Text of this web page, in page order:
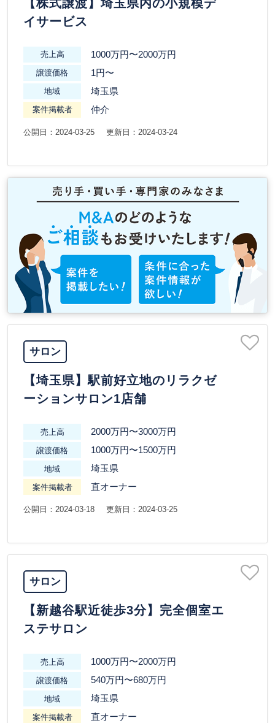
【株式譲渡】埼玉県内の小規模デ
イサービス
売上高 1000万円〜2000万円
譲渡価格 1円〜
地域 埼玉県
案件掲載者 仲介
公開日：2024-03-25 更新日：2024-03-24
サロン
【埼玉県】駅前好立地のリラクゼ
ーションサロン1店舗
売上高 2000万円〜3000万円
譲渡価格 1000万円〜1500万円
地域 埼玉県
案件掲載者 直オーナー
公開日：2024-03-18 更新日：2024-03-25
サロン
【新越谷駅近徒歩3分】完全個室エ
ステサロン
売上高 1000万円〜2000万円
譲渡価格 540万円〜680万円
地域 埼玉県
案件掲載者 直オーナー